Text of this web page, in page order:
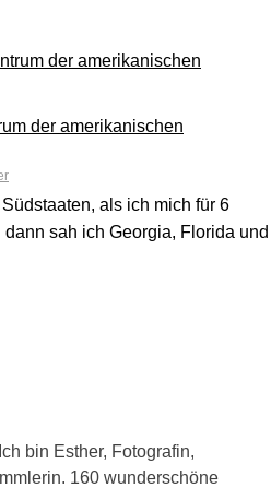
der amerikanischen
als ich mich für 6
sah ich Georgia, Florida und
160 wunderschöne